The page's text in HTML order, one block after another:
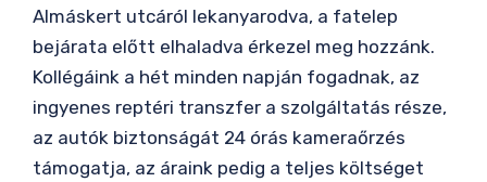
Almáskert utcáról lekanyarodva, a fatelep
bejárata előtt elhaladva érkezel meg hozzánk.
Kollégáink a hét minden napján fogadnak, az
ingyenes reptéri transzfer a szolgáltatás része,
az autók biztonságát 24 órás kameraőrzés
támogatja, az áraink pedig a teljes költséget